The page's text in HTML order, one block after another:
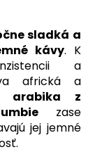
sladká a
kávy. K
a
africká a
arabika z
zase
jej jemné